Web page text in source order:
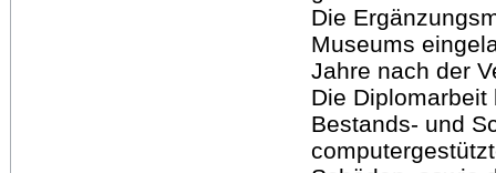
Die
Museums
Jahre nach der
Die
Bestands- und